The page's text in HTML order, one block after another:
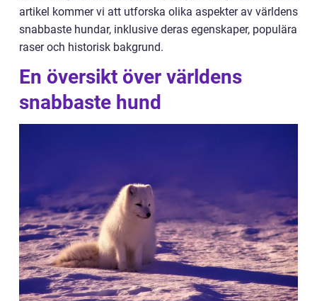
artikel kommer vi att utforska olika aspekter av världens
snabbaste hundar, inklusive deras egenskaper, populära
raser och historisk bakgrund.
En översikt över världens
snabbaste hund